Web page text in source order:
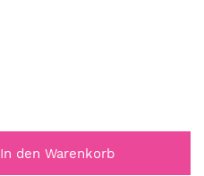
In den Warenkorb